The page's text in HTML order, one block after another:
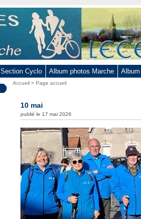
Section Cyclo Album photos Marche
Vous
Accueil >Page accueil
10 mai
publié le 17 mai 2026